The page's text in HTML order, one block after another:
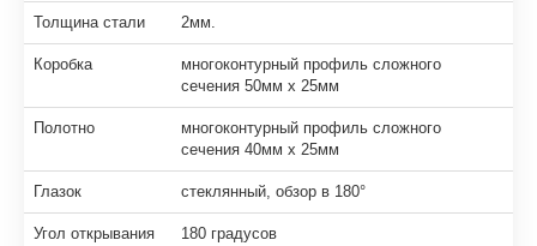
Толщина стали 2мм.
Коробка
многоконтурный профиль сложного
сечения 50мм х 25мм
Полотно
многоконтурный профиль сложного
сечения 40мм х 25мм
Глазок стеклянный, обзор в 180°
Угол открывания 180 градусов